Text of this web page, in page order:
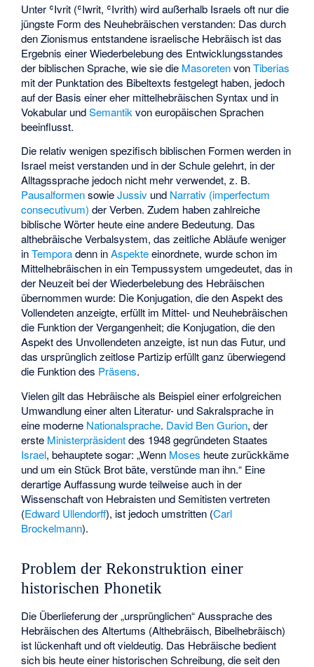
Unter ʿIvrit (ʿIwrit, ʿIvrith) wird außerhalb Israels oft nur die
jüngste Form des Neuhebräischen verstanden: Das durch
den Zionismus entstandene israelische Hebräisch ist das
Ergebnis einer Wiederbelebung des Entwicklungsstandes
der biblischen Sprache, wie sie die MasoretenvonTiberias
mit der Punktation des Bibeltexts festgelegt haben, jedoch
auf der Basis einer eher mittelhebräischen Syntax und in
Vokabular undSemantik von europäischen Sprachen
beeinflusst.
Die relativ wenigen spezifisch biblischen Formen werden in
Israel meist verstanden und in der Schule gelehrt, in der
Alltagssprache jedoch nicht mehr verwendet, z. B.
PausalformensowieJussiv und Narrativ (imperfectum
consecutivum) der Verben. Zudem haben zahlreiche
biblische Wörter heute eine andere Bedeutung. Das
althebräische Verbalsystem, das zeitliche Abläufe weniger
inTemporadenn inAspekteeinordnete, wurde schon im
Mittelhebräischen in ein Tempussystem umgedeutet, das in
der Neuzeit bei der Wiederbelebung des Hebräischen
übernommen wurde: Die Konjugation, die den Aspekt des
Vollendeten anzeigte, erfüllt im Mittel- und Neuhebräischen
die Funktion der Vergangenheit; die Konjugation, die den
Aspekt des Unvollendeten anzeigte, ist nun das Futur, und
das ursprünglich zeitlose Partizip erfüllt ganz überwiegend
die Funktion des Präsens.
Vielen gilt das Hebräische als Beispiel einer erfolgreichen
Umwandlung einer alten Literatur- und Sakralsprache in
eine moderne Nationalsprache. David Ben Gurion, der
erste Ministerpräsidentdes 1948 gegründeten Staates
Israel, behauptete sogar: „Wenn Moses heute zurückkäme
und um ein Stück Brot bäte, verstünde man ihn.“ Eine
derartige Auffassung wurde teilweise auch in der
Wissenschaft von Hebraisten und Semitisten vertreten
(Edward Ullendorff), ist jedoch umstritten (Carl
Brockelmann).
Problem der Rekonstruktion einer
historischen Phonetik
Die Überlieferung der „ursprünglichen“ Aussprache des
Hebräischen des Altertums (Althebräisch, Bibelhebräisch)
ist lückenhaft und oft vieldeutig. Das Hebräische bedient
sich bis heute einer historischen Schreibung, die seit den